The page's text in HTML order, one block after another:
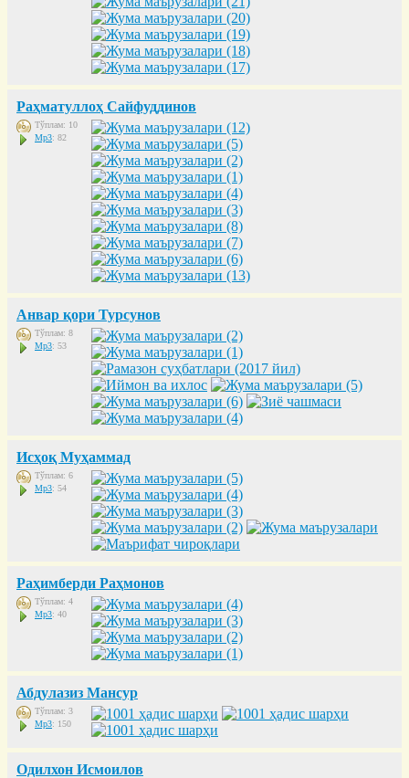
Раҳматуллоҳ Сайфуддинов
Тўплам: 10
Mp3: 82
Анвар қори Турсунов
Тўплам: 8
Mp3: 53
Исҳоқ Муҳаммад
Тўплам: 6
Mp3: 54
Раҳимберди Раҳмонов
Тўплам: 4
Mp3: 40
Абдулазиз Мансур
Тўплам: 3
Mp3: 150
Одилхон Исмоилов